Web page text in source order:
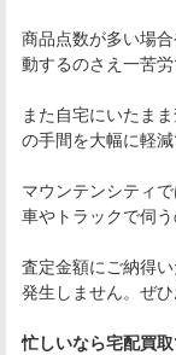
商品点数が多い場
動するのさえ一苦労
また自宅にいたま
の手間を大幅に軽
マウンテンシティ
車やトラックで伺
査定金額にご納得
発生しません。ぜひ
忙しいなら宅配買